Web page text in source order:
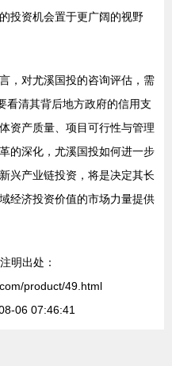
投资机会置于更广阔的视野
，对尤溪国投的咨询评估，需
看清其背后地方政府的信用支
资产质量、项目可行性与管理
的深化，尤溪国投如何进一步
兴产业链投资，将是决定其长
经济投资价值的市场力量提供
明出处：
product/49.html
06 07:46:41